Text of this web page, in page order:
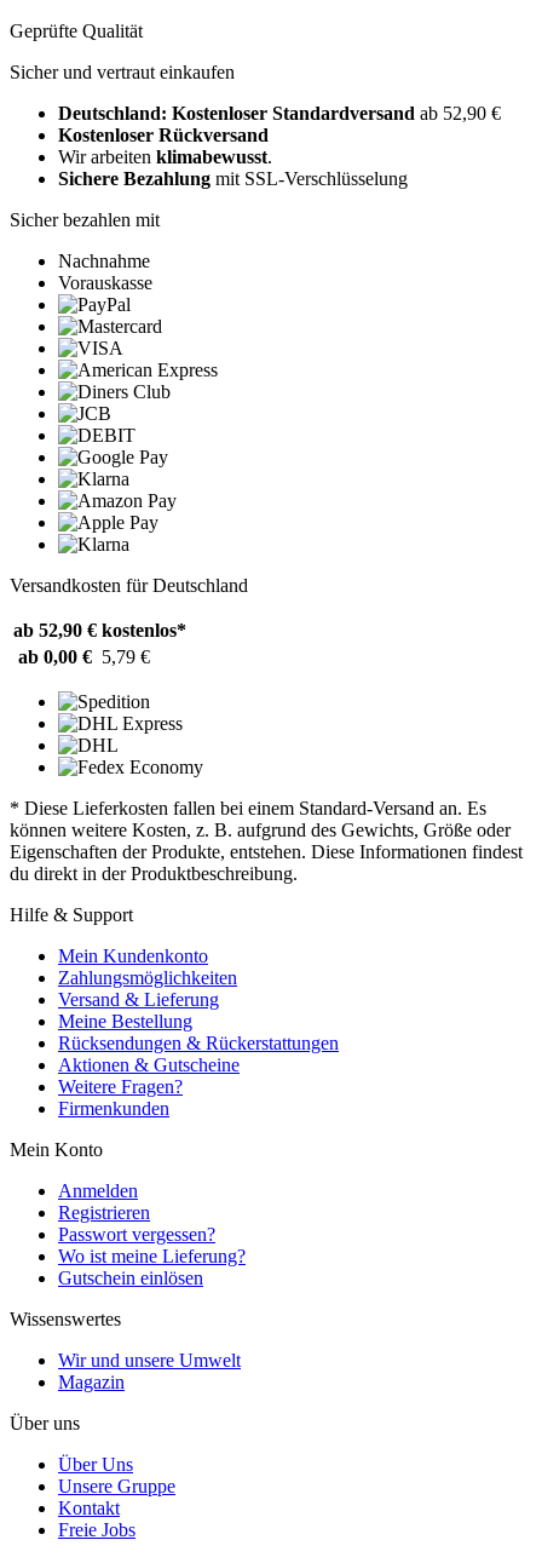
Geprüfte Qualität
Sicher und vertraut einkaufen
Deutschland: Kostenloser Standardversand ab 52,90 €
Kostenloser Rückversand
Wir arbeiten klimabewusst.
Sichere Bezahlung mit SSL-Verschlüsselung
Sicher bezahlen mit
Nachnahme
Vorauskasse
Versandkosten für Deutschland
ab 52,90 € kostenlos*
ab 0,00 € 5,79 €
* Diese Lieferkosten fallen bei einem Standard-Versand an. Es
können weitere Kosten, z. B. aufgrund des Gewichts, Größe oder
Eigenschaften der Produkte, entstehen. Diese Informationen findest
du direkt in der Produktbeschreibung.
Hilfe & Support
Mein Kundenkonto
Zahlungsmöglichkeiten
Versand & Lieferung
Meine Bestellung
Rücksendungen & Rückerstattungen
Aktionen & Gutscheine
Weitere Fragen?
Firmenkunden
Mein Konto
Anmelden
Registrieren
Passwort vergessen?
Wo ist meine Lieferung?
Gutschein einlösen
Wissenswertes
Wir und unsere Umwelt
Magazin
Über uns
Über Uns
Unsere Gruppe
Kontakt
Freie Jobs